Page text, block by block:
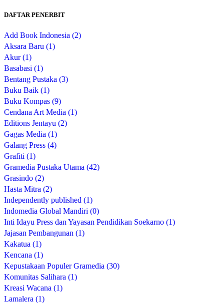
DAFTAR PENERBIT
Add Book Indonesia (2)
Aksara Baru (1)
Akur (1)
Basabasi (1)
Bentang Pustaka (3)
Buku Baik (1)
Buku Kompas (9)
Cendana Art Media (1)
Editions Jentayu (2)
Gagas Media (1)
Galang Press (4)
Grafiti (1)
Gramedia Pustaka Utama (42)
Grasindo (2)
Hasta Mitra (2)
Independently published (1)
Indomedia Global Mandiri (0)
Inti Idayu Press dan Yayasan Pendidikan Soekarno (1)
Jajasan Pembangunan (1)
Kakatua (1)
Kencana (1)
Kepustakaan Populer Gramedia (30)
Komunitas Salihara (1)
Kreasi Wacana (1)
Lamalera (1)